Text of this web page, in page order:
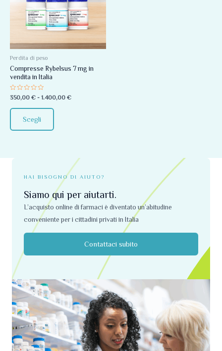
Perdita di peso
Compresse Rybelsus 7 mg in
vendita in Italia
Valutato
0
su
5
350,00 € - 1.400,00 €
da
350,00 €
a
1.400,00 €
Scegli
più
varianti.
Le
possono
scelte
del
HAI BISOGNO DI AIUTO?
Siamo qui per aiutarti.
L’acquisto online di farmaci è diventato un’abitudine
conveniente per i cittadini privati ​​in Italia
Contattaci subito